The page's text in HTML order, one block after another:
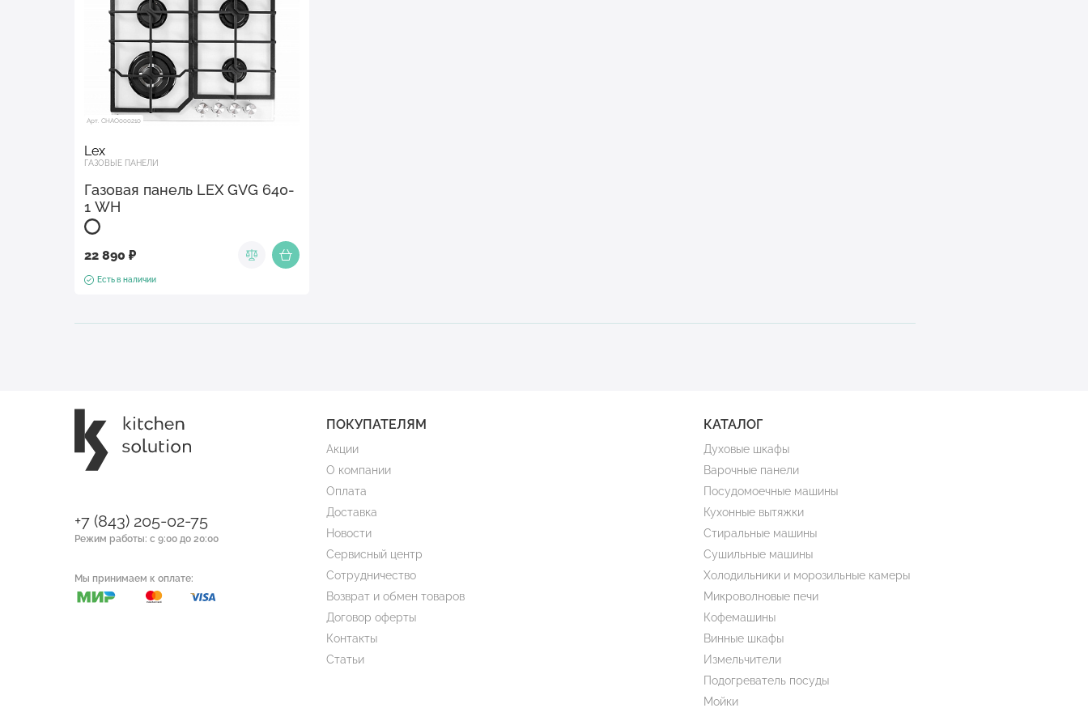
Арт. CHAO000210
Lex
ГАЗОВЫЕ ПАНЕЛИ
Газовая панель LEX GVG 640-
1 WH
22 890 ₽
Есть в наличии
+7 (843) 205-02-75
Режим работы: с 9:00 до 20:00
Мы принимаем к оплате:
ПОКУПАТЕЛЯМ
Акции
О компании
Оплата
Доставка
Новости
Сервисный центр
Сотрудничество
Возврат и обмен товаров
Договор оферты
Контакты
Статьи
КАТАЛОГ
Духовые шкафы
Варочные панели
Посудомоечные машины
Кухонные вытяжки
Стиральные машины
Сушильные машины
Холодильники и морозильные камеры
Микроволновые печи
Кофемашины
Винные шкафы
Измельчители
Подогреватель посуды
Мойки